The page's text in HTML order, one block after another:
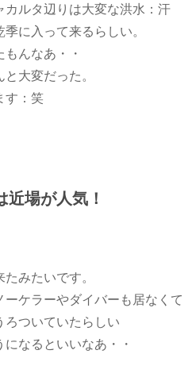
カルタ辺りは大変な洪水：汗
に入って来るらしい。
んなあ・・
大変だった。
す：笑
近場が人気！
みたいです。
ケラーやダイバーも居なくて
ろついていたらしい
なるといいなあ・・